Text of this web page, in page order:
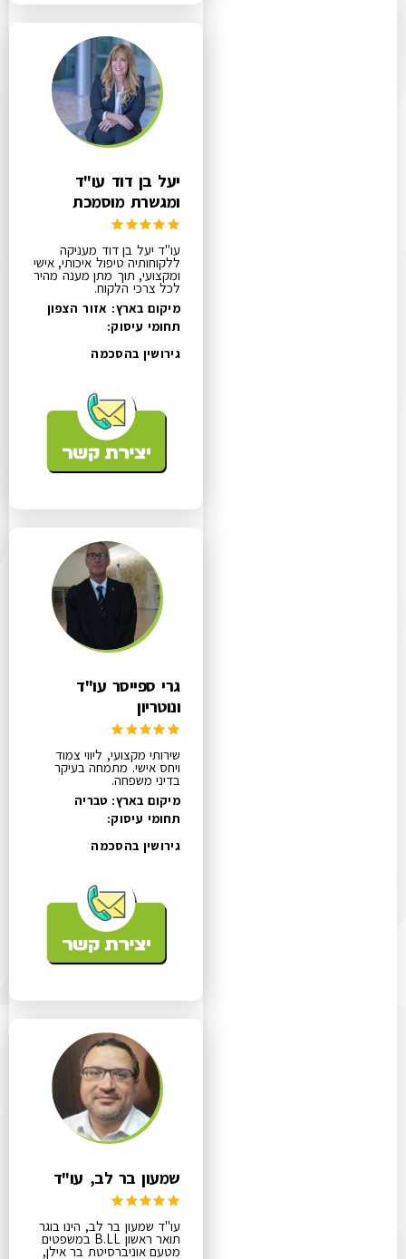
יעל בן דוד עו"ד
ומגשרת מוסמכת
עו"ד יעל בן דוד מעניקה
ללקוחותיה טיפול איכותי, אישי
ומקצועי, תוך מתן מענה מהיר
לכל צרכי הלקוח.
מיקום בארץ: אזור הצפון
תחומי עיסוק:
גירושין בהסכמה
גרי ספייסר עו"ד
ונוטריון
שירותי מקצועי, ליווי צמוד
ויחס אישי. מתמחה בעיקר
בדיני משפחה.
מיקום בארץ: טבריה
תחומי עיסוק:
גירושין בהסכמה
שמעון בר לב, עו"ד
עו"ד שמעון בר לב, הינו בוגר
תואר ראשון B.LL במשפטים
מטעם אוניברסיטת בר אילן,